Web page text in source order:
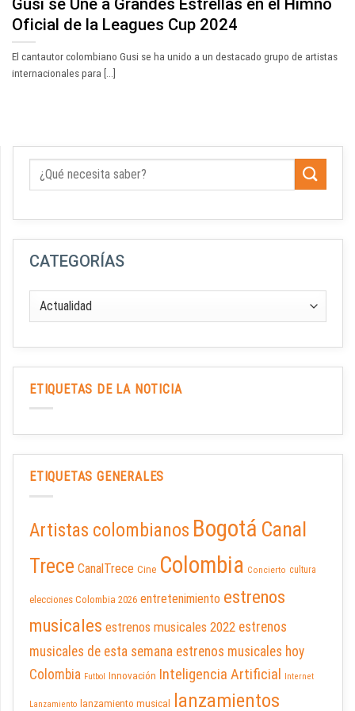
Oficial de la Leagues Cup 2024
El cantautor colombiano Gusi se ha unido a un destacado grupo de artistas
internacionales para [...]
CATEGORÍAS
ETIQUETAS DE LA NOTICIA
ETIQUETAS GENERALES
Artistas colombianos Bogotá Canal
Trece CanalTrece Cine Colombia Concierto cultura
elecciones Colombia 2026 entretenimiento estrenos
musicales estrenos musicales 2022 estrenos
musicales de esta semana estrenos musicales hoy
Colombia Futbol Innovación Inteligencia Artificial Internet
Lanzamiento lanzamiento musical lanzamientos